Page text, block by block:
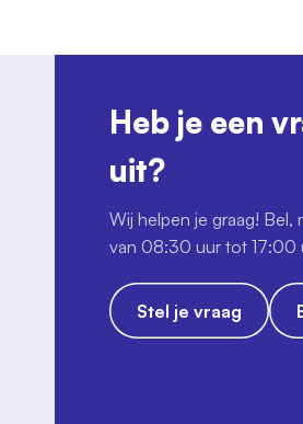
Heb je een
uit?
Wij helpen je graag! Bel,
van 08:30 uur tot 17:00
Stel je vraag